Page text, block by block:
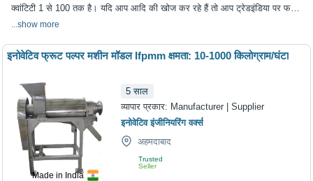
क्वांटिटी 1 से 100 तक है। यदि आप आदि की खोज कर रहे हैं तो आप ट्रेडइंडिया पर फलों
का गूदा मशीन के सबसे अच्छा विकल्प चुन सकते हैं। हम विभिन्न शहरों में फलों का गूदा
शहर शामिल हैं।
...show more
Made in India
इनोवेटिव फ्रूट पल्पर मशीन मॉडल Ifpmm क्षमता: 10-1000 किलोग्राम/घंटा
5 साल
व्यापार प्रकार: Manufacturer | Supplier
इनोवेटिव इंजीनियरिंग वर्क्स
अहमदाबाद
Trusted
Seller